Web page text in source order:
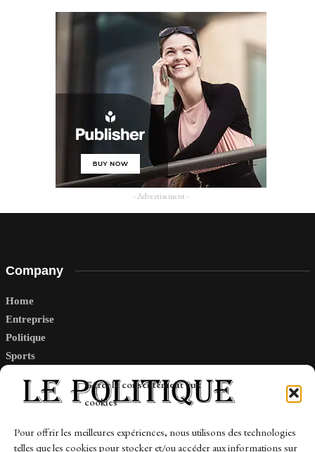
Gérer le consentement aux
cookies
Pour offrir les meilleures expériences, nous utilisons des technologies
telles que les cookies pour stocker et/ou accéder aux informations sur
- Advertisement -
Company
Home
Entreprise
Politique
Sports